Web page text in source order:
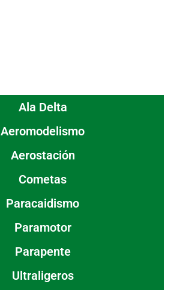
Ala Delta
Aeromodelismo
Aerostación
Cometas
Paracaidismo
Paramotor
Parapente
Ultraligeros